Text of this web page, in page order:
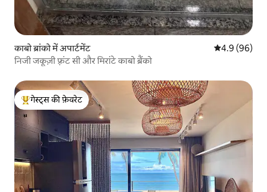
काबो ब्रांको में अपार्टमेंट औसत रेटिंग 5 में
4.9 (96)
निजी जकूज़ी फ़्रंट सी और मिरांटे काबो ब्रैंको
गेस्ट्स का टॉप फ़ेवरेट
गेस्ट्स की फ़ेवरेट